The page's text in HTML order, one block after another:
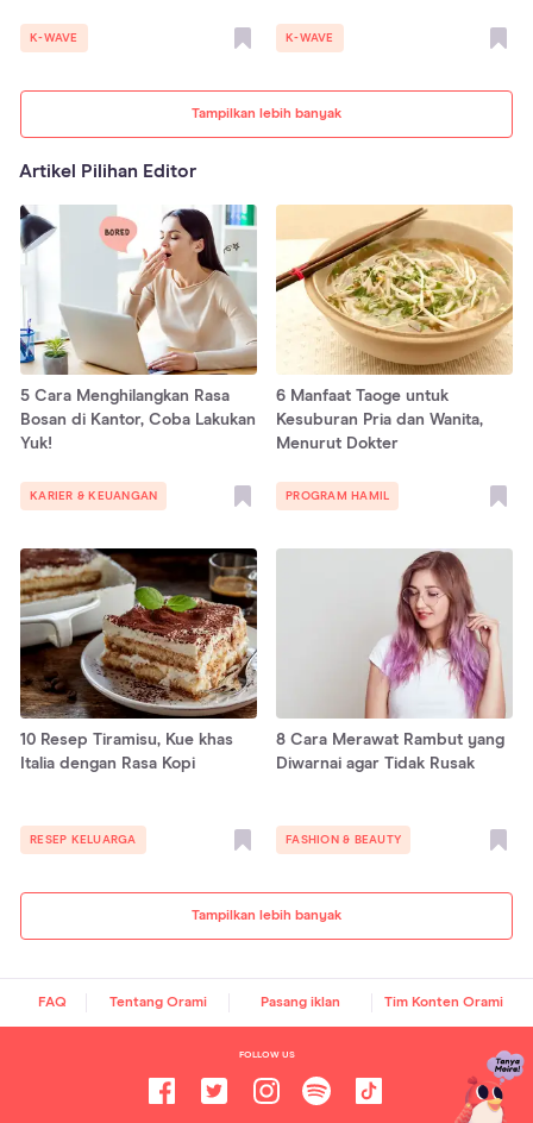
Tampilkan lebih banyak
K-WAVE K-WAVE
Artikel Pilihan Editor
Tampilkan lebih banyak
5 Cara Menghilangkan Rasa
Bosan di Kantor, Coba Lakukan
Yuk!
KARIER & KEUANGAN
6 Manfaat Taoge untuk
Kesuburan Pria dan Wanita,
Menurut Dokter
PROGRAM HAMIL
10 Resep Tiramisu, Kue khas
Italia dengan Rasa Kopi
RESEP KELUARGA
8 Cara Merawat Rambut yang
Diwarnai agar Tidak Rusak
FASHION & BEAUTY
FAQ Tentang Orami Pasang iklan Tim Konten Orami
FOLLOW US